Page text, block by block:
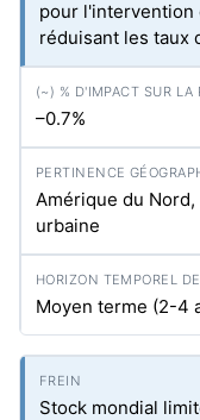
pour l'intervention
réduisant les taux
–0.7%
Amérique du
urbaine
Moyen terme (2-4
Stock mondial